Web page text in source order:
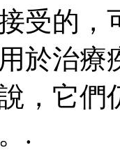
受的，
於治療
，它們
.